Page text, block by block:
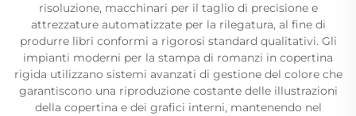
risoluzione, macchinari per il taglio di precisione e
attrezzature automatizzate per la rilegatura, al fine di
produrre libri conformi a rigorosi standard qualitativi. Gli
impianti moderni per la stampa di romanzi in copertina
rigida utilizzano sistemi avanzati di gestione del colore che
garantiscono una riproduzione costante delle illustrazioni
della copertina e dei grafici interni, mantenendo nel